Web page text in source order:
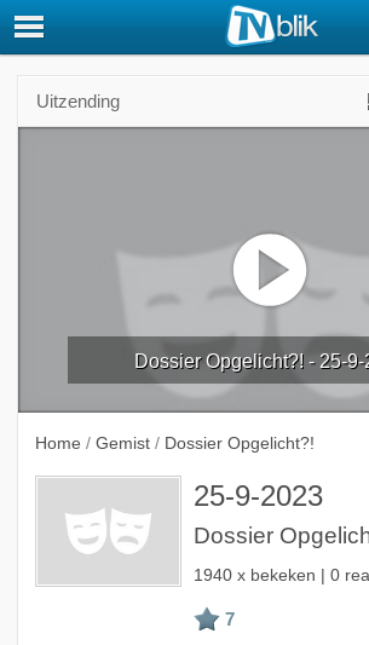
Uitzending
Dossier Opgelicht?! - 25-
Home / Gemist / Dossier Opgelicht?!
25-9-2023
Dossier
1940 x bekeken | 0